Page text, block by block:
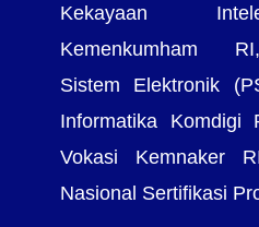
Kekayaan
Kemenkumham
Sistem Elektronik
Informatika Komdigi
Vokasi Kemnaker
Nasional Sertifikasi